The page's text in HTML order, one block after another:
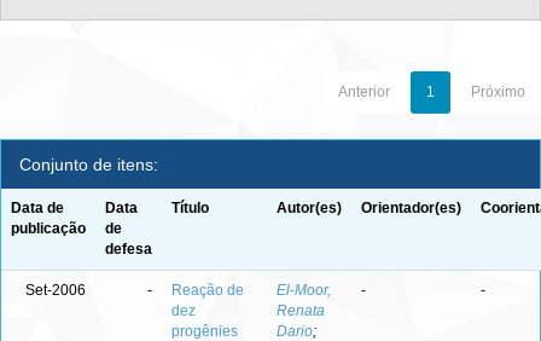
Anterior 1 Próximo
Conjunto de itens:
Data de
publicação
Data
de
defesa
Título Autor(es) Orientador(es)
Set-2006 -
Reação de
dez
progênies
El-Moor,
Renata
Dario;
- -